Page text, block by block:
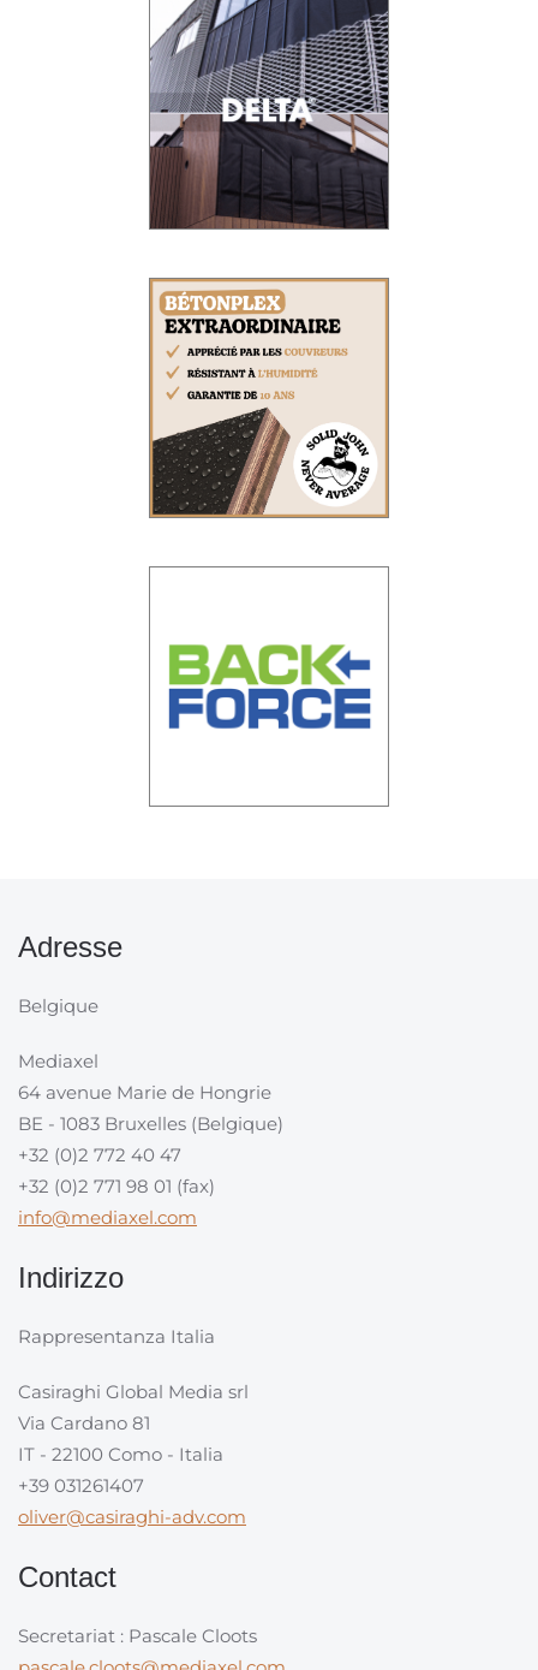
Adresse
Belgique
Mediaxel
64 avenue Marie de Hongrie
BE - 1083 Bruxelles (Belgique)
+32 (0)2 772 40 47
+32 (0)2 771 98 01 (fax)
info@mediaxel.com
Indirizzo
Rappresentanza Italia
Casiraghi Global Media srl
Via Cardano 81
IT - 22100 Como - Italia
+39 031261407
oliver@casiraghi-adv.com
Contact
Secretariat : Pascale Cloots